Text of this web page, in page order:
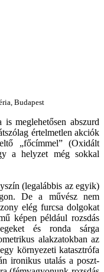
Budapest
meglehetősen abszurd
értelmetlen akciók
„főcímmel” (Oxidált
a helyzet még sokkal
(legalábbis az egyik)
De a művész nem
elég furcsa dolgokat
képen például rozsdás
és ronda sárga
alakzatokban az
környezeti katasztrófa
ironikus utalás a poszt-